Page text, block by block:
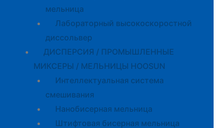
мельница
Лабораторный высокоскоростной
диссольвер
ДИСПЕРСИЯ / ПРОМЫШЛЕННЫЕ
МИКСЕРЫ / МЕЛЬНИЦЫ HOOSUN
Интеллектуальная система
смешивания
Нанобисерная мельница
Штифтовая бисерная мельница